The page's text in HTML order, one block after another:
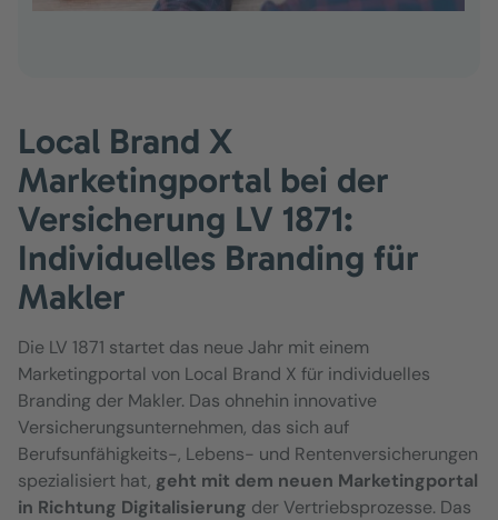
Local Brand X
Marketingportal bei der
Versicherung LV 1871:
Individuelles Branding für
Makler
Die LV 1871 startet das neue Jahr mit einem
Marketingportal von Local Brand X für individuelles
Branding der Makler. Das ohnehin innovative
Versicherungsunternehmen, das sich auf
Berufsunfähigkeits-, Lebens- und Rentenversicherungen
spezialisiert hat, geht mit dem neuen Marketingportal
in Richtung Digitalisierung der Vertriebsprozesse. Das